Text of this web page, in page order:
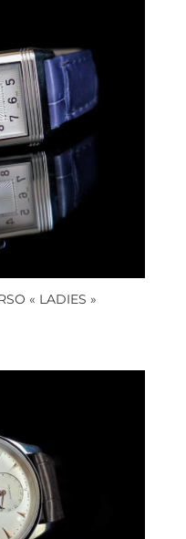
« LADIES »